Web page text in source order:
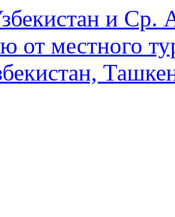
и Ср.
от местного